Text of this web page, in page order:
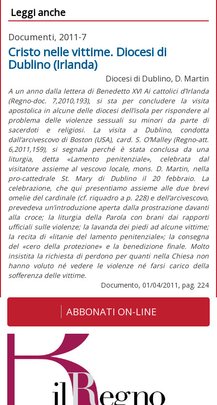
Leggi anche
Documenti, 2011-7
Cristo nelle vittime. Diocesi di
Dublino (Irlanda)
Diocesi di Dublino, D. Martin
A un anno dalla lettera di Benedetto XVI Ai cattolici d’Irlanda
(Regno-doc. 7,2010,193), si sta per concludere la visita
apostolica in alcune delle diocesi dell’isola per rispondere al
problema delle violenze sessuali su minori da parte di
sacerdoti e religiosi. La visita a Dublino, condotta
dall’arcivescovo di Boston (USA), card. S. O’Malley (Regno-att.
6,2011,159), si segnala perché è stata conclusa da una
liturgia, detta «Lamento penitenziale», celebrata dal
visitatore assieme al vescovo locale, mons. D. Martin, nella
pro-cattedrale St. Mary di Dublino il 20 febbraio. La
celebrazione, che qui presentiamo assieme alle due brevi
omelie del cardinale (cf. riquadro a p. 228) e dell’arcivescovo,
prevedeva un’introduzione aperta dalla prostrazione davanti
alla croce; la liturgia della Parola con brani dai rapporti
ufficiali sulle violenze; la lavanda dei piedi ad alcune vittime;
la recita di «litanie del lamento penitenziale»; la consegna
del «cero della protezione» e la benedizione finale. Molto
insistita la richiesta di perdono per quanti nella Chiesa non
hanno voluto né vedere le violenze né farsi carico della
sofferenza delle vittime.
Documento, 01/04/2011, pag. 224
ABBONATI ON-LINE